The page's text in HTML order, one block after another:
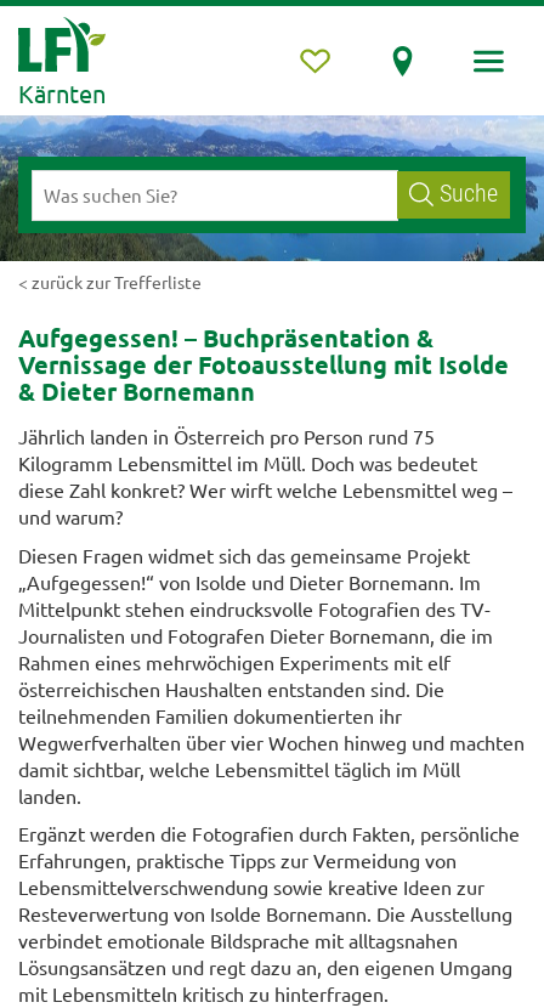
Kärnten
Suche
< zurück zur Trefferliste
Aufgegessen! – Buchpräsentation &
Vernissage der Fotoausstellung mit Isolde
& Dieter Bornemann
Jährlich landen in Österreich pro Person rund 75
Kilogramm Lebensmittel im Müll. Doch was bedeutet
diese Zahl konkret? Wer wirft welche Lebensmittel weg –
und warum?
Diesen Fragen widmet sich das gemeinsame Projekt
„Aufgegessen!“ von Isolde und Dieter Bornemann. Im
Mittelpunkt stehen eindrucksvolle Fotografien des TV-
Journalisten und Fotografen Dieter Bornemann, die im
Rahmen eines mehrwöchigen Experiments mit elf
österreichischen Haushalten entstanden sind. Die
teilnehmenden Familien dokumentierten ihr
Wegwerfverhalten über vier Wochen hinweg und machten
damit sichtbar, welche Lebensmittel täglich im Müll
landen.
Ergänzt werden die Fotografien durch Fakten, persönliche
Erfahrungen, praktische Tipps zur Vermeidung von
Lebensmittelverschwendung sowie kreative Ideen zur
Resteverwertung von Isolde Bornemann. Die Ausstellung
verbindet emotionale Bildsprache mit alltagsnahen
Lösungsansätzen und regt dazu an, den eigenen Umgang
mit Lebensmitteln kritisch zu hinterfragen.